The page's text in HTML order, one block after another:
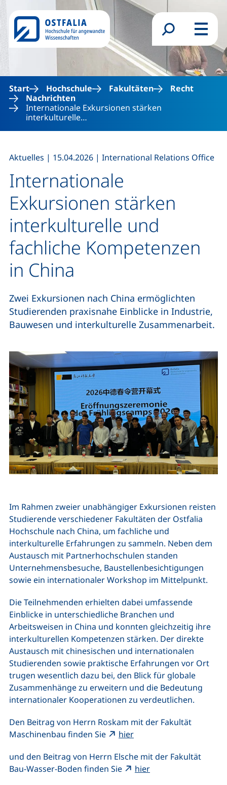
Direkt zum Inhalt
Suchformular
Menü
Start Hochschule Fakultäten
Recht
Nachrichten
Internationale Exkursionen stärken
interkulturelle…
Internationale
Exkursionen stärken
interkulturelle und
fachliche Kompetenzen
in China
Aktuelles | 15.04.2026 | International Relations Office
Zwei Exkursionen nach China ermöglichten
Studierenden praxisnahe Einblicke in Industrie,
Bauwesen und interkulturelle Zusammenarbeit.
Im Rahmen zweier unabhängiger Exkursionen reisten
Studierende verschiedener Fakultäten der Ostfalia
Hochschule nach China, um fachliche und
interkulturelle Erfahrungen zu sammeln. Neben dem
Austausch mit Partnerhochschulen standen
Unternehmensbesuche, Baustellenbesichtigungen
sowie ein internationaler Workshop im Mittelpunkt.
Die Teilnehmenden erhielten dabei umfassende
Einblicke in unterschiedliche Branchen und
Arbeitsweisen in China und konnten gleichzeitig ihre
interkulturellen Kompetenzen stärken. Der direkte
Austausch mit chinesischen und internationalen
Studierenden sowie praktische Erfahrungen vor Ort
trugen wesentlich dazu bei, den Blick für globale
Zusammenhänge zu erweitern und die Bedeutung
internationaler Kooperationen zu verdeutlichen.
Den Beitrag von Herrn Roskam mit der Fakultät
Maschinenbau finden Sie
hier(externer Link, öffnet
und den Beitrag von Herrn Elsche mit der Fakultät
Bau-Wasser-Boden finden Sie
hier(externer Link,